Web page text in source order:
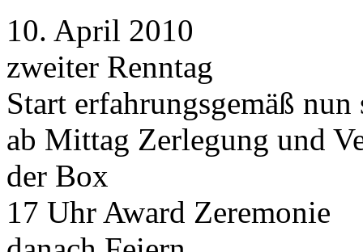
10. April 2010
zweiter Renntag
Start erfahrungsgemäß
ab Mittag Zerlegung und
der Box
17 Uhr Award Zeremonie